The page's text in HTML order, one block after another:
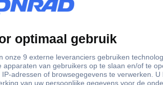
BAAS USB22 Tankschokkabel